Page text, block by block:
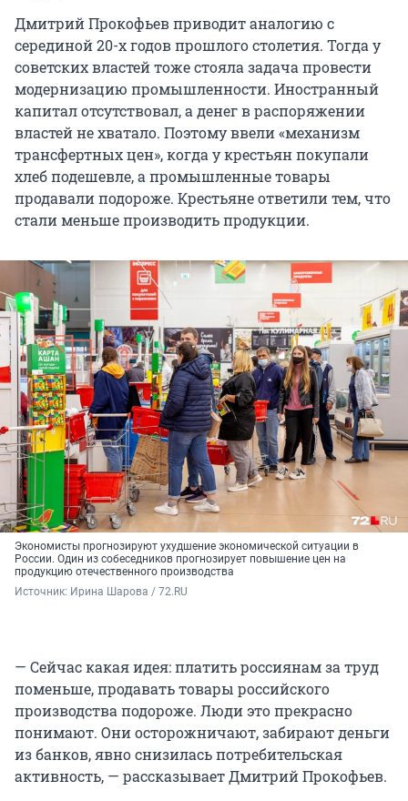
Дмитрий Прокофьев приводит аналогию с
серединой 20-х годов прошлого столетия. Тогда у
советских властей тоже стояла задача провести
модернизацию промышленности. Иностранный
капитал отсутствовал, а денег в распоряжении
властей не хватало. Поэтому ввели «механизм
трансфертных цен», когда у крестьян покупали
хлеб подешевле, а промышленные товары
продавали подороже. Крестьяне ответили тем, что
стали меньше производить продукции.
Экономисты прогнозируют ухудшение экономической ситуации в
России. Один из собеседников прогнозирует повышение цен на
продукцию отечественного производства
Источник: Ирина Шарова / 72.RU
— Сейчас какая идея: платить россиянам за труд
поменьше, продавать товары российского
производства подороже. Люди это прекрасно
понимают. Они осторожничают, забирают деньги
из банков, явно снизилась потребительская
активность, — рассказывает Дмитрий Прокофьев.